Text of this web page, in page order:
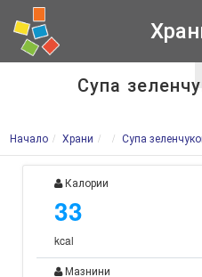
Супа
Начало Храни Супа
Калории
33
kcal
Мазнини